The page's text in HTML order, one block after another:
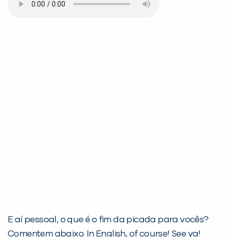
E aí pessoal, o que é o fim da picada para vocês?
Comentem abaixo. In English, of course! See ya!